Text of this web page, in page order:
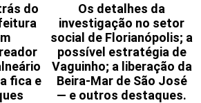
do
fica e
Os detalhes da
investigação no setor
social de Florianópolis; a
possível estratégia de
Vaguinho; a liberação da
Beira-Mar de São José
— e outros destaques.